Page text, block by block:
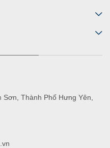
Thành Phố Hưng Yên,